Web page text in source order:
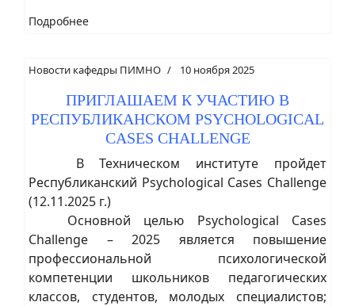
Подробнее
Новости кафедры ПИМНО 10 ноября 2025
ПРИГЛАШАЕМ К УЧАСТИЮ В
РЕСПУБЛИКАНСКОМ PSYCHOLOGICAL
CASES CHALLENGE
В Техническом институте пройдет
Республиканский Psychological Cases Challenge
(12.11.2025 г.)
Основной целью Psychological Cases
Challenge – 2025 является повышение
профессиональной психологической
компетенции школьников педагогических
классов, студентов, молодых специалистов;